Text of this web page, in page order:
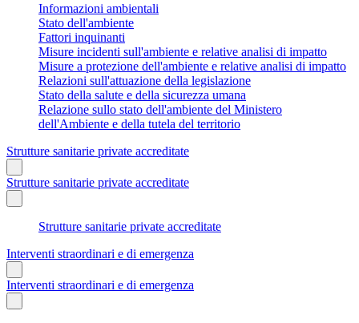
Informazioni ambientali
Stato dell'ambiente
Fattori inquinanti
Misure incidenti sull'ambiente e relative analisi di impatto
Misure a protezione dell'ambiente e relative analisi di impatto
Relazioni sull'attuazione della legislazione
Stato della salute e della sicurezza umana
Relazione sullo stato dell'ambiente del Ministero
dell'Ambiente e della tutela del territorio
Strutture sanitarie private accreditate
Strutture sanitarie private accreditate
Strutture sanitarie private accreditate
Interventi straordinari e di emergenza
Interventi straordinari e di emergenza